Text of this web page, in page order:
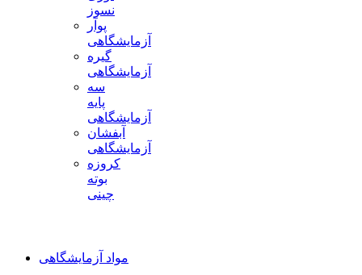
نسوز
پوآر
آزمایشگاهی
گیره
آزمایشگاهی
سه
پایه
آزمایشگاهی
آبفشان
آزمایشگاهی
کروزه
بوته
چینی
مواد آزمایشگاهی